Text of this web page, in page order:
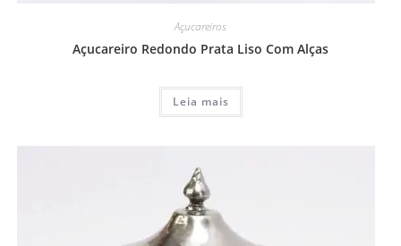
Açucareiros
Açucareiro Redondo Prata Liso Com Alças
Leia mais